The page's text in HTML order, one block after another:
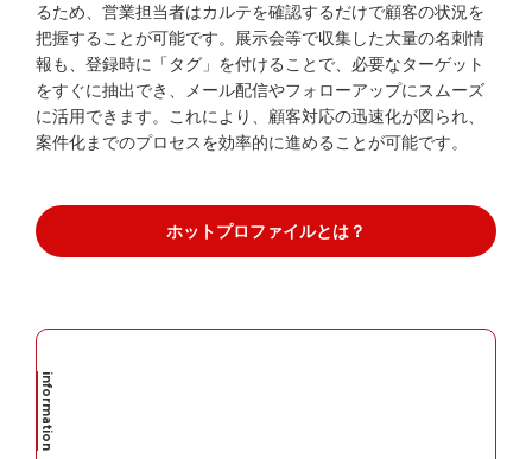
るため、営業担当者はカルテを確認するだけで顧客の状況を
把握することが可能です。展示会等で収集した大量の名刺情
報も、登録時に「タグ」を付けることで、必要なターゲット
をすぐに抽出でき、メール配信やフォローアップにスムーズ
に活用できます。これにより、顧客対応の迅速化が図られ、
案件化までのプロセスを効率的に進めることが可能です。
ホットプロファイルとは？